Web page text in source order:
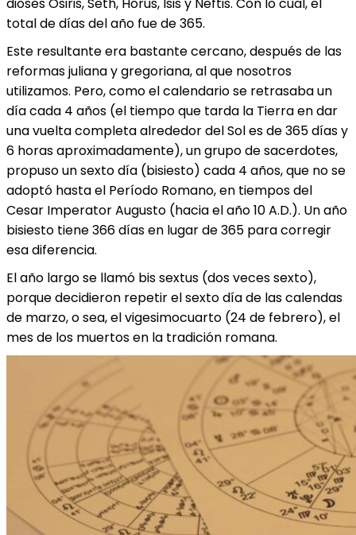
total de días del año fue de 365.
Este resultante era bastante cercano, después de las
reformas juliana y gregoriana, al que nosotros
utilizamos. Pero, como el calendario se retrasaba un
día cada 4 años (el tiempo que tarda la Tierra en dar
una vuelta completa alrededor del Sol es de 365 días y
6 horas aproximadamente), un grupo de sacerdotes,
propuso un sexto día (bisiesto) cada 4 años, que no se
adoptó hasta el Período Romano, en tiempos del
Cesar Imperator Augusto (hacia el año 10 A.D.). Un año
bisiesto tiene 366 días en lugar de 365 para corregir
esa diferencia.
El año largo se llamó bis sextus (dos veces sexto),
porque decidieron repetir el sexto día de las calendas
de marzo, o sea, el vigesimocuarto (24 de febrero), el
mes de los muertos en la tradición romana.